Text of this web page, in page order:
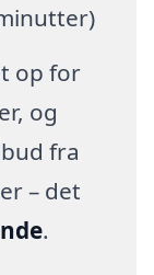
op for
og
fra
– det
.